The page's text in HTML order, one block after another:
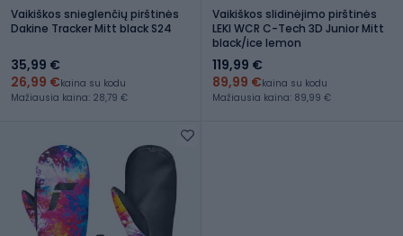
Vaikiškos snieglenčių pirštinės
Dakine Tracker Mitt black S24
35,99 €
26,99 €kaina su kodu
Mažiausia kaina: 28,79 €
Vaikiškos slidinėjimo pirštinės
LEKI WCR C-Tech 3D Junior Mitt
black/ice lemon
119,99 €
89,99 €kaina su kodu
Mažiausia kaina: 89,99 €